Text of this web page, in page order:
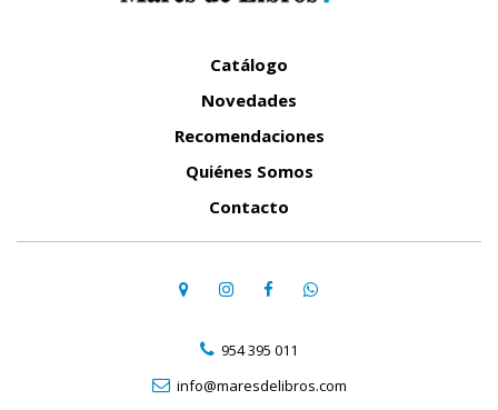
Catálogo
Novedades
Recomendaciones
Quiénes Somos
Contacto
954 395 011
info@maresdelibros.com